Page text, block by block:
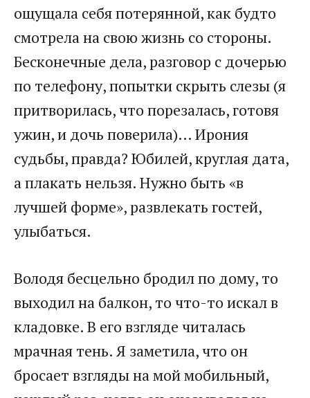
ощущала себя потерянной, как будто
смотрела на свою жизнь со стороны.
Бесконечные дела, разговор с дочерью
по телефону, попытки скрыть слезы (я
притворилась, что порезалась, готовя
ужин, и дочь поверила)… Ирония
судьбы, правда? Юбилей, круглая дата,
а плакать нельзя. Нужно быть «в
лучшей форме», развлекать гостей,
улыбаться.
Володя бесцельно бродил по дому, то
выходил на балкон, то что-то искал в
кладовке. В его взгляде читалась
мрачная тень. Я заметила, что он
бросает взгляды на мой мобильный,